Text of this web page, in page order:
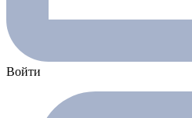
Войти